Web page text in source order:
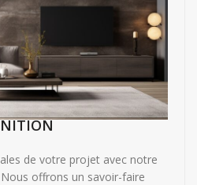
de votre projet avec notre
offrons un savoir-faire